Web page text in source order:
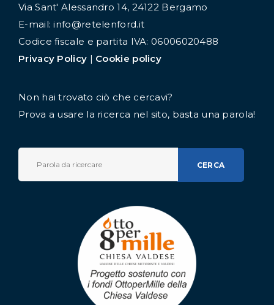
Via Sant' Alessandro 14, 24122 Bergamo
E-mail: info@retelenford.it
Codice fiscale e partita IVA: 06006020488
Privacy Policy | Cookie policy
Non hai trovato ciò che cercavi?
Prova a usare la ricerca nel sito, basta una parola!
CERCA